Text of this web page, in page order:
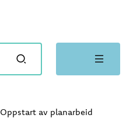
Oppstart av planarbeid